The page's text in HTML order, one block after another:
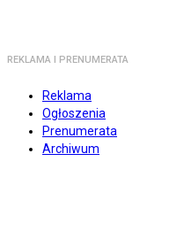
REKLAMA I PRENUMERATA
Reklama
Ogłoszenia
Prenumerata
Archiwum